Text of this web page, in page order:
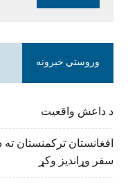
وروستي خبرونه
د داعش واقعیت
سفر وړاندیز وکړ